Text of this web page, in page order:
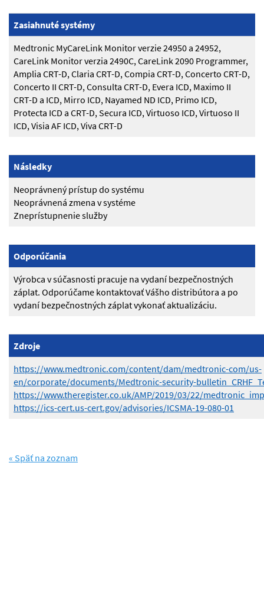
Zasiahnuté systémy
Medtronic MyCareLink Monitor verzie 24950 a 24952,
CareLink Monitor verzia 2490C, CareLink 2090 Programmer,
Amplia CRT-D, Claria CRT-D, Compia CRT-D, Concerto CRT-D,
Concerto II CRT-D, Consulta CRT-D, Evera ICD, Maximo II
CRT-D a ICD, Mirro ICD, Nayamed ND ICD, Primo ICD,
Protecta ICD a CRT-D, Secura ICD, Virtuoso ICD, Virtuoso II
ICD, Visia AF ICD, Viva CRT-D
Následky
Neoprávnený prístup do systému
Neoprávnená zmena v systéme
Zneprístupnenie služby
Odporúčania
Výrobca v súčasnosti pracuje na vydaní bezpečnostných
záplat. Odporúčame kontaktovať Vášho distribútora a po
vydaní bezpečnostných záplat vykonať aktualizáciu.
Zdroje
https://www.medtronic.com/content/dam/medtronic-com/us-
en/corporate/documents/Medtronic-security-
https://www.theregister.co.uk/AMP/2019/03/22/
https://ics-cert.us-cert.gov/advisories/ICSMA-19-080-01
« Späť na zoznam